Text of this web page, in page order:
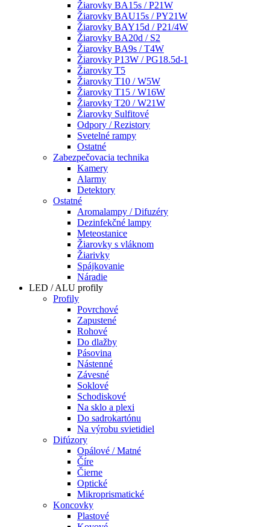
Žiarovky BA15s / P21W
Žiarovky BAU15s / PY21W
Žiarovky BAY15d / P21/4W
Žiarovky BA20d / S2
Žiarovky BA9s / T4W
Žiarovky P13W / PG18.5d-1
Žiarovky T5
Žiarovky T10 / W5W
Žiarovky T15 / W16W
Žiarovky T20 / W21W
Žiarovky Sulfitové
Odpory / Rezistory
Svetelné rampy
Ostatné
Zabezpečovacia technika
Kamery
Alarmy
Detektory
Ostatné
Aromalampy / Difuzéry
Dezinfekčné lampy
Meteostanice
Žiarovky s vláknom
Žiarivky
Spájkovanie
Náradie
LED / ALU profily
Profily
Povrchové
Zapustené
Rohové
Do dlažby
Pásovina
Nástenné
Závesné
Soklové
Schodiskové
Na sklo a plexi
Do sadrokartónu
Na výrobu svietidiel
Difúzory
Opálové / Matné
Číre
Čierne
Optické
Mikroprismatické
Koncovky
Plastové